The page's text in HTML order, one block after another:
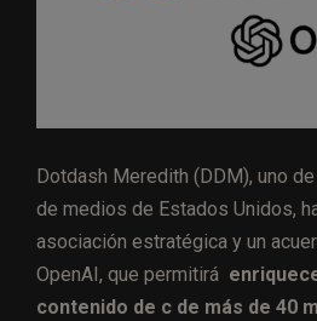
Dotdash Meredith (DDM), uno
de medios de Estados Unidos,
asociación estratégica y un
OpenAI, que permitirá
contenido de c de más de 40